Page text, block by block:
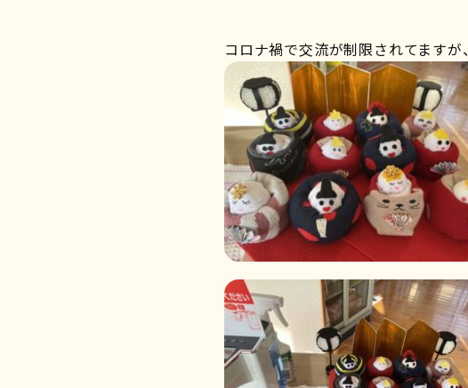
コロナ禍で交流が制限されてますが、